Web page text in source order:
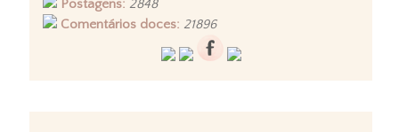
Postagens: 2848
Comentários doces: 21896